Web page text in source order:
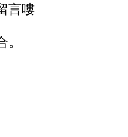
言嘍